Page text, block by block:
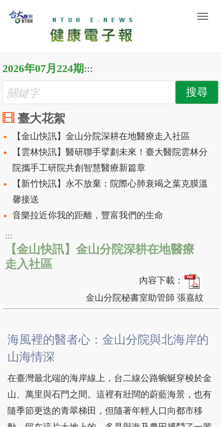
2026年07月224期:::
臺大花絮
【金山快訊】金山分院深耕在地醫療走入社區
【雲林快訊】醫研聯手擘劃未來！臺大醫院雲林分
院攜手工研院共創智慧醫療新篇章
【新竹快訊】永不放棄：院際心肺衰竭之葉克膜溫
馨接送
音樂拉近你我的距離，豐富我們的生命
:::
【金山快訊】金山分院深耕在地醫療
走入社區
內容下載：
金山分院秘書室助管師 張嘉紋
海風裡的醫者心：金山分院與北海岸的
山海情深
在臺灣最北端的海岸線上，台二線公路蜿蜒穿梭於金
山、萬里與石門之間。這裡有壯闊的蔚藍海景，也有
隨季節更迭的青翠梯田，但隨著年輕人口向都市移